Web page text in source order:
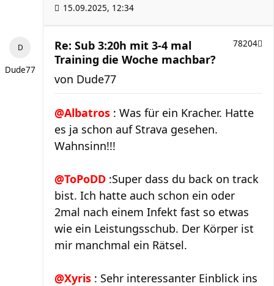
15.09.2025, 12:34
Dude77
Re: Sub 3:20h mit 3-4 mal
Training die Woche machbar?
78204
von Dude77
@Albatros : Was für ein Kracher. Hatte
es ja schon auf Strava gesehen.
Wahnsinn!!!
@ToPoDD :Super dass du back on track
bist. Ich hatte auch schon ein oder
2mal nach einem Infekt fast so etwas
wie ein Leistungsschub. Der Körper ist
mir manchmal ein Rätsel.
@Xyris : Sehr interessanter Einblick ins